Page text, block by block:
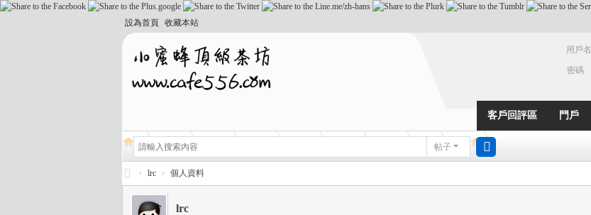
設為首頁 收藏本站
用戶名
密碼
客戶回評區 門戶
動態
帖子
索
小
› lrc › 個人資料
lrc